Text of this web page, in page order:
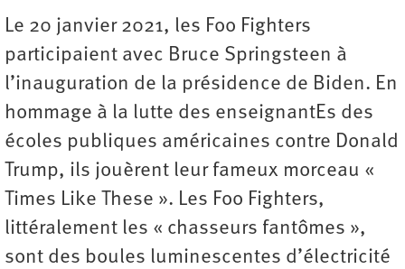
Le 20 janvier 2021, les Foo Fighters
participaient avec Bruce Springsteen à
l’inauguration de la présidence de Biden. En
hommage à la lutte des enseignantEs des
écoles publiques américaines contre Donald
Trump, ils jouèrent leur fameux morceau «
Times Like These ». Les Foo Fighters,
littéralement les « chasseurs fantômes »,
sont des boules luminescentes d’électricité